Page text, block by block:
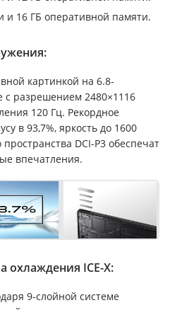
и 16 ГБ оперативной памяти.
картинкой на 6.8-
с разрешением 2480×1116
120 Гц. Рекордное
в 93,7%, яркость до 1600
DCI-P3 обеспечат
впечатления.
охлаждения ICE-X:
9-слойной системе